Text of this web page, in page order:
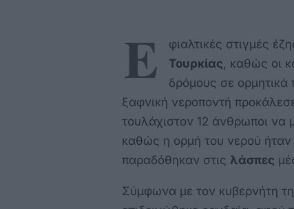
Ε
φιαλτικές στιγμές
Τουρκίας, καθώς οι
δρόμους σε
ξαφνική νεροποντή
τουλάχιστον 12 άνθρωποι να
καθώς η ορμή του νερού ήταν
παραδόθηκαν στις λάσπες
Σύμφωνα με τον κυβερνήτη